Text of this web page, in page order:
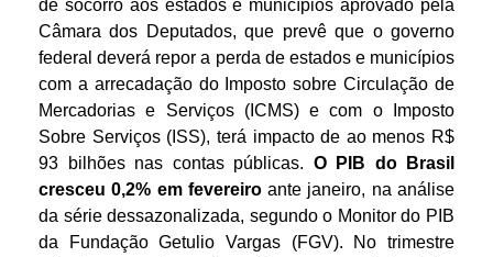
de socorro aos estados e municípios aprovado pela
Câmara dos Deputados, que prevê que o governo
federal deverá repor a perda de estados e municípios
com a arrecadação do Imposto sobre Circulação de
Mercadorias e Serviços (ICMS) e com o Imposto
Sobre Serviços (ISS), terá impacto de ao menos R$
93 bilhões nas contas públicas. O PIB do Brasil
cresceu 0,2% em fevereiroante janeiro, na análise
da série dessazonalizada, segundo o Monitor do PIB
da Fundação Getulio Vargas (FGV). No trimestre